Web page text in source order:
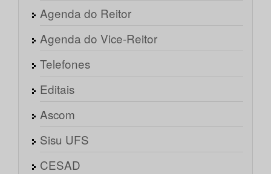
Agenda do Reitor
Agenda do Vice-Reitor
Telefones
Editais
Ascom
Sisu UFS
CESAD